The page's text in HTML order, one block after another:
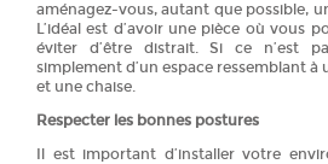
aménagez-vous, autant que possible,
L’idéal est d’avoir une pièce où vous
éviter d’être distrait. Si ce n’est
simplement d’un espace ressemblant à
et une chaise.
Respecter les bonnes postures
Il est important d’installer votre